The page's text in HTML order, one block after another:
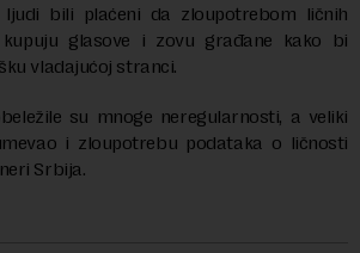
bili plaćeni da zloupotrebom ličnih
glasove i zovu građane kako bi
vladajućoj stranci.
su mnoge neregularnosti, a veliki
i zloupotrebu podataka o ličnosti
Srbija.